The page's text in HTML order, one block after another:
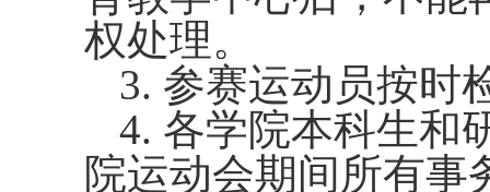
权处理。
3. 参赛运动员按时
4. 各学院本科生和
院运动会期间所有事